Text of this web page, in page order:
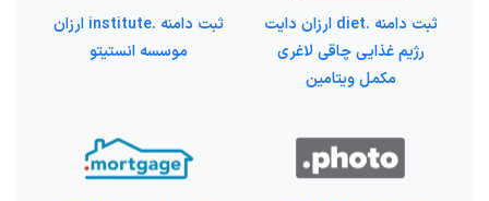
ثبت دامنه .diet ارزان دایت
رژیم غذایی چاقی لاغری
مکمل ویتامین
ثبت دامنه .institute ارزان
موسسه انستیتو